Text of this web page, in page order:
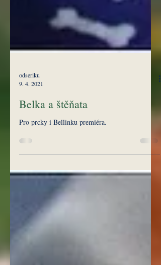
9. 4. 2021
Belka a štěňata
Pro prcky i Bellinku premiéra.